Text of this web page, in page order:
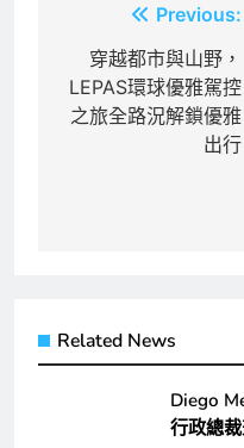
導
Previous:
穿越都市與山野，
LEPAS環球優雅駕控
之旅全路況解鎖優雅
出行
Related News
Diego
行政總